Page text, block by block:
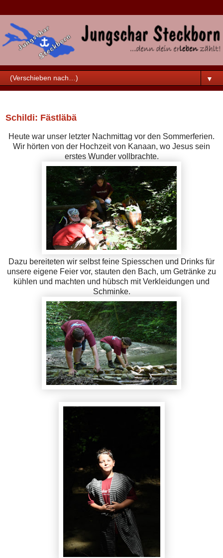
▼
Schildi: Fästläbä
Heute war unser letzter Nachmittag vor den Sommerferien.
Wir hörten von der Hochzeit von Kanaan, wo Jesus sein
erstes Wunder vollbrachte.
Dazu bereiteten wir selbst feine Spiesschen und Drinks für
unsere eigene Feier vor, stauten den Bach, um Getränke zu
kühlen und machten und hübsch mit Verkleidungen und
Schminke.